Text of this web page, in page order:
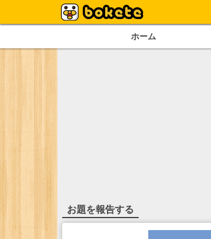
ホーム
お題を報告する